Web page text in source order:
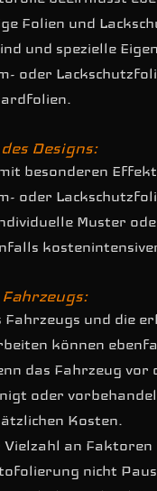
Folien und
und spezielle
oder
Designs:
besonderen
oder
Muster
Fahrzeugs und die
können
das Fahrzeug vor
oder
Kosten.
an Faktoren
nicht